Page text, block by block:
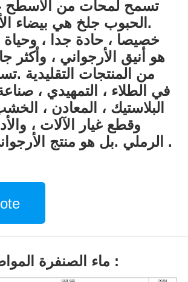
تسمح لمحات من الأسطح
.الحبوب جلخ هي بيضاء
خصيصا ، حادة جدا ،
من المنتجات التقليدية
في الطلاء ، التمهيدي ،
البلاستيك ، المعادن ،
وقطع غيار الآلات ،
الرملي .بل هو منتج الأرجواني المشتركة .
wp39 ماء الصنفرة المواصفات :